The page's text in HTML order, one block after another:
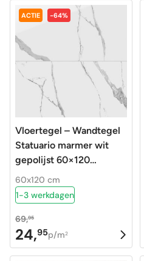
was:
69,96.
is:
24,95.
ACTIE -64%
Vloertegel – Wandtegel
Statuario marmer wit
gepolijst 60×120
gerectificeerd
60x120 cm
1-3 werkdagen
69,95
Oorspronkelijke
prijs
24,95
Huidige
prijs
p/m2